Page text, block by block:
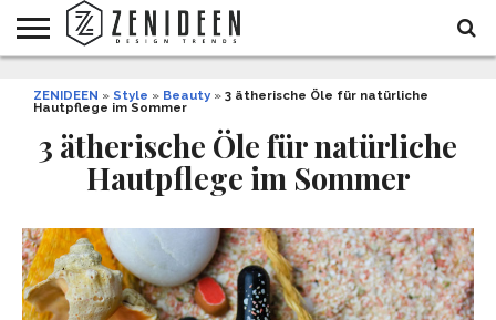
INNENDESIGN
ARCHITEKTUR
GARTEN
UND
LIFESTYLE
DEKO
&
DIY
STYLE
REZEPTE
GESUNDHEIT
WEIHNACHTEN
ZENIDEEN » Style » Beauty » 3 ätherische Öle für natürliche
Hautpflege im Sommer
3 ätherische Öle für natürliche
Hautpflege im Sommer